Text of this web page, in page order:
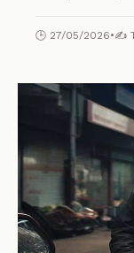
🕒 27/05/2026•✍️